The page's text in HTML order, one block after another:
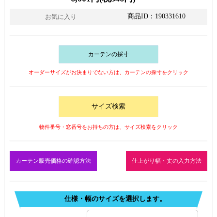
お気に入り 商品ID：190331610
カーテンの採寸
オーダーサイズがお決まりでない方は、カーテンの採寸をクリック
サイズ検索
物件番号・窓番号をお持ちの方は、サイズ検索をクリック
カーテン販売価格の確認方法 仕上がり幅・丈の入力方法
仕様・幅のサイズを選択します。